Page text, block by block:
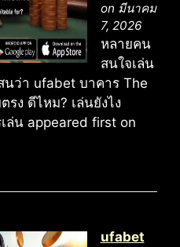
on มีนาคม
7, 2026
หลายคน
สนใจเล่น
ว่า ufabet บาคาร The
ง ดีไหม? เล่นยังไง
ล่น appeared first on
ufabet